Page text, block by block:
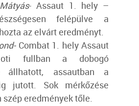
- Assaut 1. hely –
felépülve a
az elvárt eredményt.
Combat 1. hely Assaut
fullban a dobogó
állhatott, assautban a
jutott. Sok mérkőzése
szép eredmények tőle.